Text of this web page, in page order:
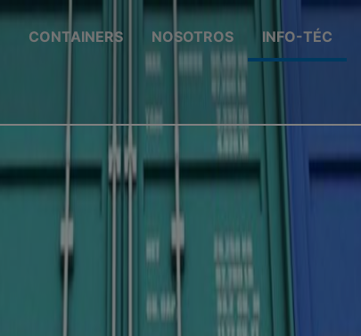
CONTAINERS NOSOTROS INFO-TÉC